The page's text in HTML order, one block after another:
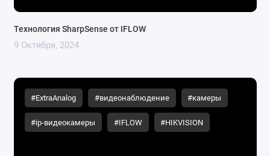
Технология SharpSense от IFLOW
9 Октября, 2024
#ExtraAnalog #видеонаблюдение #камеры
#ip-видеокамеры #IFLOW #HIKVISION